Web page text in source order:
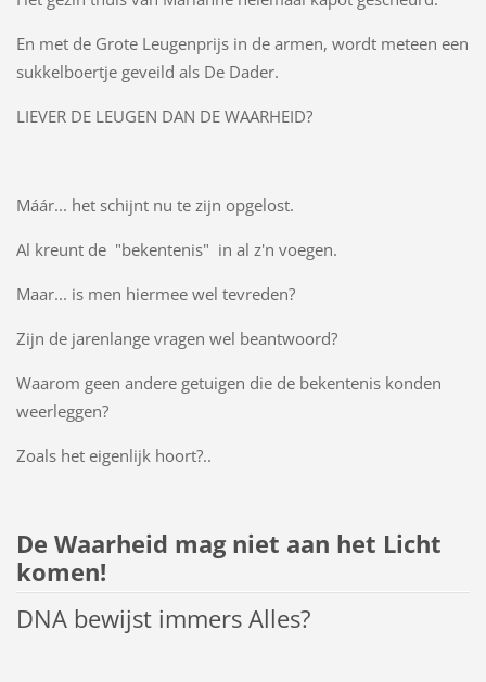
En met de Grote Leugenprijs in de armen, wordt meteen een
sukkelboertje geveild als De Dader.
LIEVER DE LEUGEN DAN DE WAARHEID?
Máár... het schijnt nu te zijn opgelost.
Al kreunt de "bekentenis" in al z'n voegen.
Maar... is men hiermee wel tevreden?
Zijn de jarenlange vragen wel beantwoord?
Waarom geen andere getuigen die de bekentenis konden
weerleggen?
Zoals het eigenlijk hoort?..
De Waarheid mag niet aan het Licht
komen!
DNA bewijst immers Alles?